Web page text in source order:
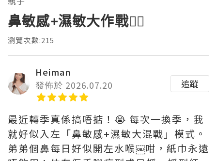
鼻敏感+濕敏大作戰😵‍💫
瀏覽次數:215
Heiman
發佈於 2026.07.20
追蹤
最近轉季真係搞唔掂！😭 每次一換季，我
就好似入左「鼻敏感+濕敏大混戰」模式。
弟弟個鼻每日好似開左水喉￼咁，紙巾永遠